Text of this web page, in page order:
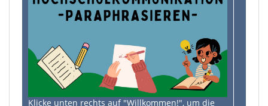
Klicke unten rechts auf "Willkommen!", um die